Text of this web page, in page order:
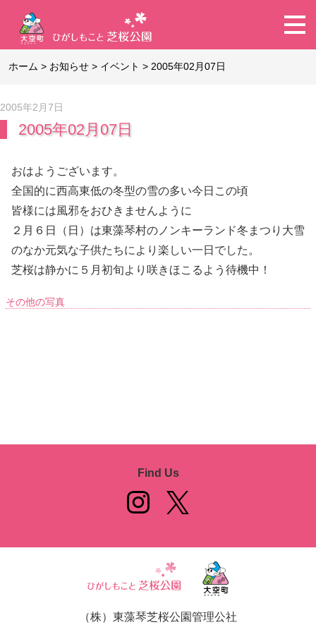
ホーム > お知らせ > イベント >2005年02月07日
2005年2月7日
2005年02月07日
おはようございます。
全国的に西高東低の冬型の雪の多い今日この頃
皆様には風邪をおひきませんように
２月６日（日）は東藻琴村のノンキーランド冬まつり大雪
のなか元気な子供たちにより楽しい一日でした。
芝桜は静かに５月初旬より咲きほこるよう待機中！
その他の写真
Find Us
（株）東藻琴芝桜公園管理公社